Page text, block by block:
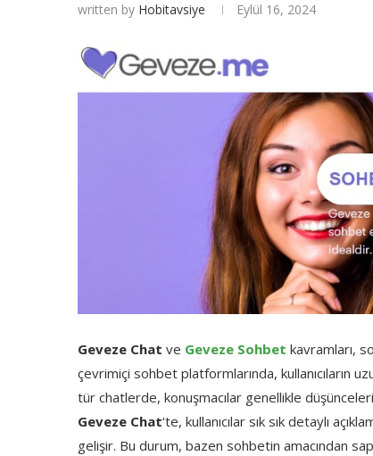
written by Hobitavsiye Eylül 16, 2024
Geveze Chat ve Geveze Sohbet kavramları,
çevrimiçi sohbet platformlarında, kullanıcıların
tür chatlerde, konuşmacılar genellikle
Geveze Chat‘te, kullanıcılar sık sık detaylı
gelişir. Bu durum, bazen sohbetin amacından